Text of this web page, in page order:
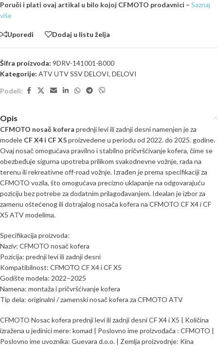
Poruči i plati ovaj artikal u bilo kojoj CFMOTO prodavnici – Saznaj
više
Uporedi Dodaj u listu želja
Šifra proizvoda: 9DRV-141001-B000
Kategorije: ATV UTV SSV DELOVI, DELOVI
Podeli:
Opis
CFMOTO nosač kofera prednji levi ili zadnji desni namenjen je za
modele CF X4 i CF X5proizvedene u periodu od 2022. do 2025. godine.
Ovaj nosač omogućava pravilno i stabilno pričvršćivanje kofera, čime se
obezbeđuje sigurna upotreba prilikom svakodnevne vožnje, rada na
terenu ili rekreativne off-road vožnje. Izrađen je prema specifikaciji za
CFMOTO vozila, što omogućava precizno uklapanje na odgovarajuću
poziciju bez potrebe za dodatnim prilagođavanjem. Idealan je izbor za
zamenu oštećenog ili dotrajalog nosača kofera na CFMOTO CF X4 i CF
X5 ATV modelima.
Specifikacija proizvoda:
Naziv: CFMOTO nosač kofera
Pozicija: prednji levi ili zadnji desni
Kompatibilnost: CFMOTO CF X4 i CF X5
Godište modela: 2022–2025
Namena: montaža i pričvršćivanje kofera
Tip dela: originalni / zamenski nosač kofera za CFMOTO ATV
CFMOTO Nosac kofera prednji levi ili zadnji desni CF X4 i X5 | Količina
izražena u jedinici mere: komad | Poslovno ime proizvođača : CFMOTO |
Poslovno ime uvoznika: Guevara d.o.o. | Zemlja proizvodnje: Kina